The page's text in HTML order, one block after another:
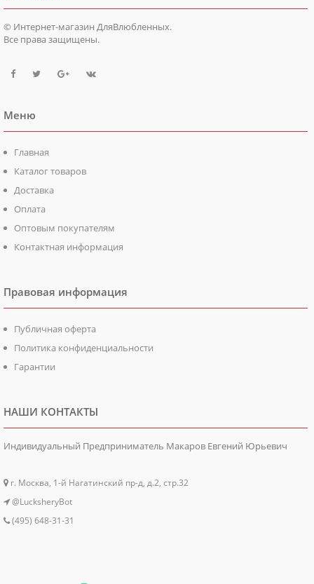
© Интернет-магазин ДляВлюбленных.
Все права защищены.
Меню
Главная
Каталог товаров
Доставка
Оплата
Оптовым покупателям
Контактная информация
Правовая информация
Публичная оферта
Политика конфиденциальности
Гарантии
НАШИ КОНТАКТЫ
Индивидуальный Предприниматель Макаров Евгений Юрьевич
г. Москва, 1-й Нагатинский пр-д, д.2, стр.32
@LucksheryBot
(495) 648-31-31